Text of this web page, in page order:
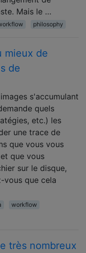
Mais le …
philosophy
mieux de
de
s'accumulant
quels
etc.) les
une trace de
que vous vous
que vous
sur le disque,
vous que cela
workflow
très nombreux